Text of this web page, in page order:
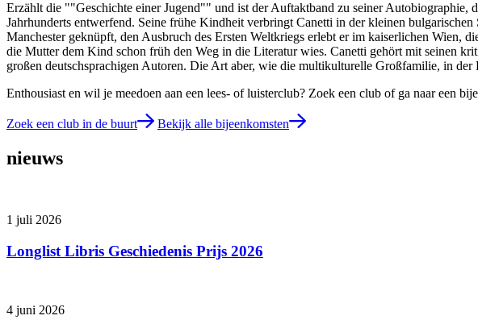
Erzählt die ""Geschichte einer Jugend"" und ist der Auftaktband zu seiner
Jahrhunderts entwerfend. Seine frühe Kindheit verbringt Canetti in der kleinen
Manchester geknüpft, den Ausbruch des Ersten Weltkriegs erlebt er im kaiserlichen
die Mutter dem Kind schon früh den Weg in die Literatur wies. Canetti gehört mit seinen
großen deutschsprachigen Autoren. Die Art aber, wie die multikulturelle Großfamilie, in
Enthousiast en wil je meedoen aan een lees- of luisterclub? Zoek een club of ga naar een
Zoek een club in de buurt Bekijk alle bijeenkomsten
nieuws
1 juli 2026
Longlist Libris Geschiedenis Prijs 2026
4 juni 2026